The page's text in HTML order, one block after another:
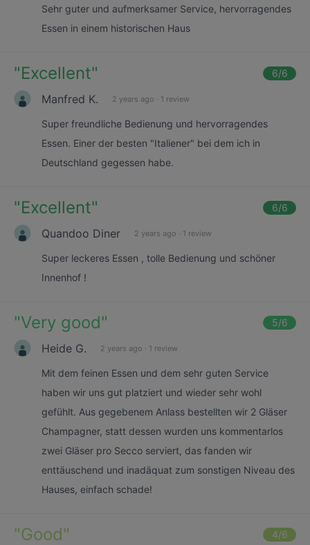
Sehr guter und aufmerksamer Service, hervorragendes
Essen in einem historischen Haus
"Excellent" 6/6
Manfred K. 2 years ago · 1 review
Super freundliche Bedienung und hervorragendes
Essen. Einer der besten "Italiener" bei dem ich in
Deutschland gegessen habe.
"Excellent" 6/6
Quandoo Diner 2 years ago · 1 review
Super leckeres Essen , tolle Bedienung und schöner
Innenhof !
"Very good" 5/6
Heide G. 2 years ago · 1 review
Mit dem feinen Essen und dem sehr guten Service
haben wir uns gut platziert und wieder sehr wohl
gefühlt. Aus gegebenem Anlass bestellten wir 2 Gläser
Champagner, statt dessen wurden uns kommentarlos
zwei Gläser pro Secco serviert, das fanden wir
enttäuschend und inadäquat zum sonstigen Niveau des
Hauses, einfach schade!
"Good" 4/6